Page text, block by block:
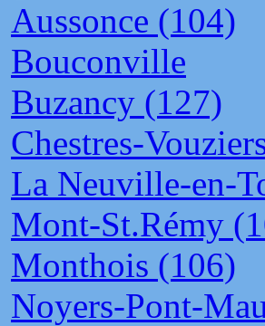
Aussonce (104)
Bouconville
Buzancy (127)
Chestres-
La Neuville-en-
Mont-St.Rémy
Monthois (106)
Noyers-Pont-